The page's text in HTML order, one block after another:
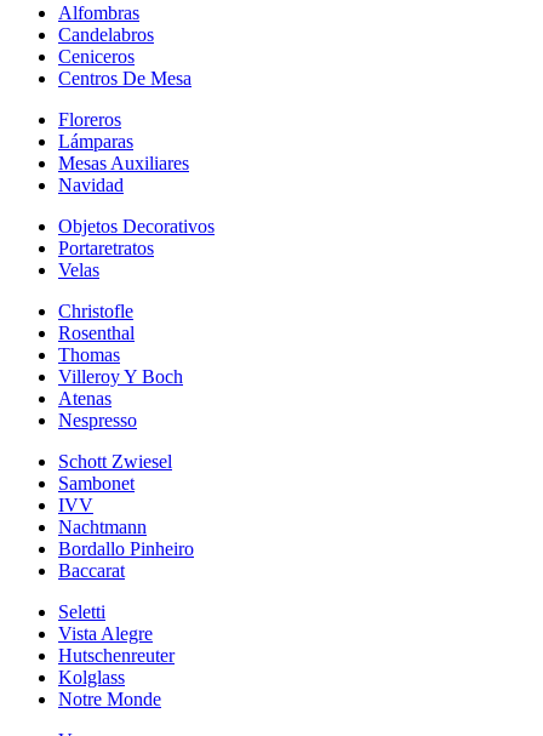
Alfombras
Candelabros
Ceniceros
Centros De Mesa
Floreros
Lámparas
Mesas Auxiliares
Navidad
Objetos Decorativos
Portaretratos
Velas
Christofle
Rosenthal
Thomas
Villeroy Y Boch
Atenas
Nespresso
Schott Zwiesel
Sambonet
IVV
Nachtmann
Bordallo Pinheiro
Baccarat
Seletti
Vista Alegre
Hutschenreuter
Kolglass
Notre Monde